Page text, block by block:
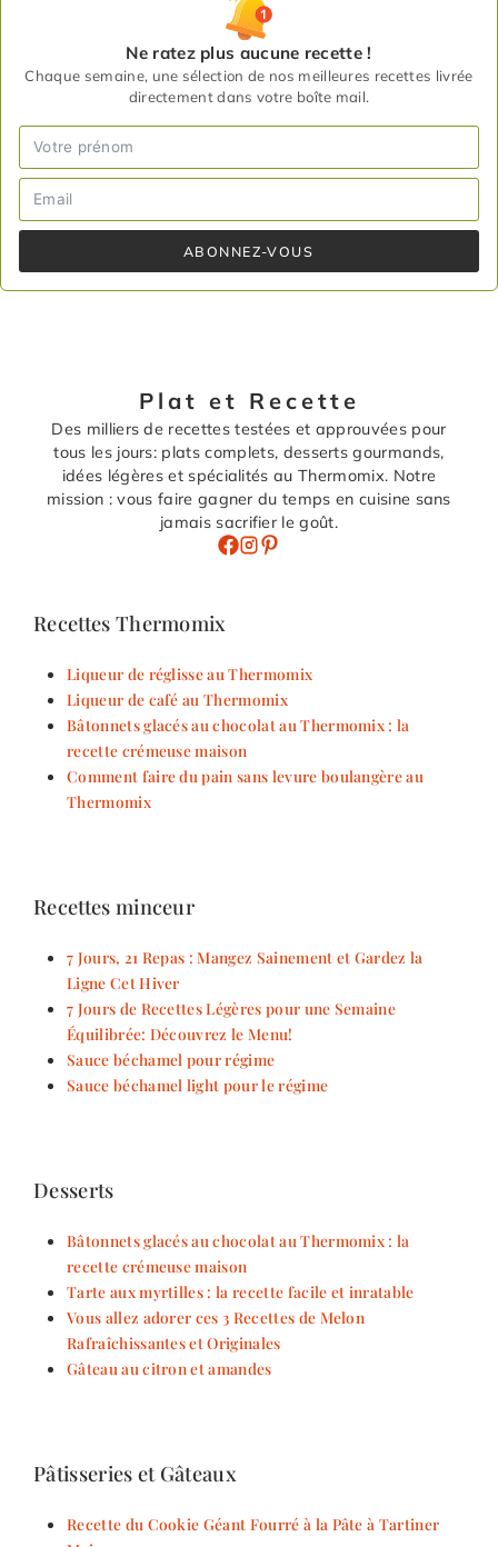
Ne ratez plus aucune recette !
Chaque semaine, une sélection de nos meilleures recettes livrée
directement dans votre boîte mail.
ABONNEZ-VOUS
Plat et Recette
Des milliers de recettes testées et approuvées pour
tous les jours: plats complets, desserts gourmands,
idées légères et spécialités au Thermomix. Notre
mission : vous faire gagner du temps en cuisine sans
jamais sacrifier le goût.
Recettes Thermomix
Liqueur de réglisse au Thermomix
Liqueur de café au Thermomix
Bâtonnets glacés au chocolat au Thermomix : la
recette crémeuse maison
Comment faire du pain sans levure boulangère au
Thermomix
Recettes minceur
7 Jours, 21 Repas : Mangez Sainement et Gardez la
Ligne Cet Hiver
7 Jours de Recettes Légères pour une Semaine
Équilibrée: Découvrez le Menu!
Sauce béchamel pour régime
Sauce béchamel light pour le régime
Desserts
Bâtonnets glacés au chocolat au Thermomix : la
recette crémeuse maison
Tarte aux myrtilles : la recette facile et inratable
Vous allez adorer ces 3 Recettes de Melon
Rafraîchissantes et Originales
Gâteau au citron et amandes
Pâtisseries et Gâteaux
Recette du Cookie Géant Fourré à la Pâte à Tartiner